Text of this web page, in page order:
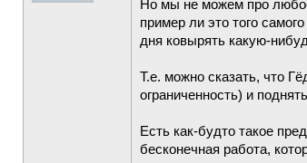
Но мы не можем про
пример ли это того
дня ковырять какую-
Т.е. можно сказать, что
ограниченность) и
Есть как-будто такое
бесконечная работа,